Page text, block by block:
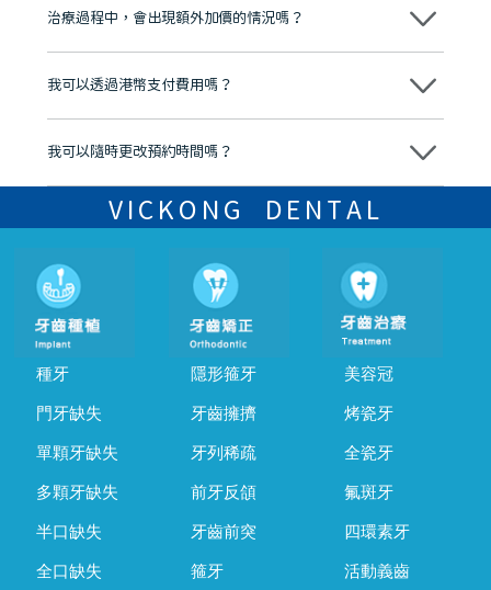
市市民極高的口碑評價及信任推薦 珠海、深圳設有八大分院，香港亦設
有咨詢及服務保障中心，有任何問題都可以隨時預約免費咨詢，讓人十
治療過程中，會出現額外加價的情況嗎？
不會，治療前我們會詳細說明治療方案及對應的價錢，顧客同意並簽字
我可以透過港幣支付費用嗎？
可以。維港口腔會按照當日匯率轉算收取費用，而匯率會及時告知客人
我可以隨時更改預約時間嗎？
可以，請盡早通過wechat或whatsapp聯絡我們，告知我們你原本預約
的時間及資料，並且重新預約的日期及時段
VICKONG DENTAL
種牙
門牙缺失
單顆牙缺失
多顆牙缺失
半口缺失
全口缺失
隱形箍牙
牙齒擁擠
牙列稀疏
前牙反頜
牙齒前突
箍牙
美容冠
烤瓷牙
全瓷牙
氟斑牙
四環素牙
活動義齒